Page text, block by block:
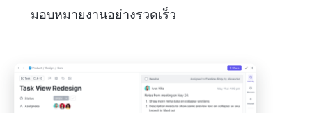
มอบหมายงานอย่างรวดเร็ว